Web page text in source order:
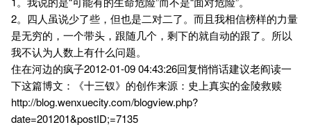
2。四人虽说少了些，但也是二对二了。而且我相信榜样的力量
是无穷的，一个带头，跟随几个，剩下的就自动的跟了。所以
我不认为人数上有什么问题。
住在河边的疯子2012-01-09 04:43:26回复悄悄话建议老阎读一
下这篇博文：《十三钗》的创作来源：史上真实的金陵救赎
http://blog.wenxuecity.com/blogview.php?
date=201201&postID;=7135